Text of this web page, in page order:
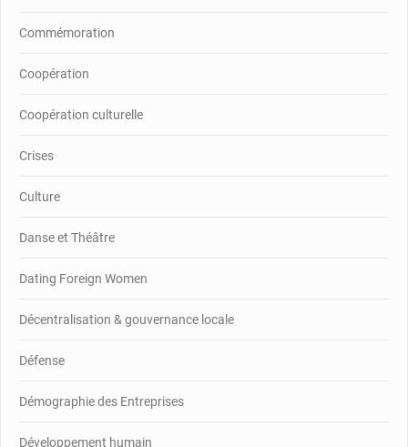
Commémoration
Coopération
Coopération culturelle
Crises
Culture
Danse et Théâtre
Dating Foreign Women
Décentralisation & gouvernance locale
Défense
Démographie des Entreprises
Développement humain